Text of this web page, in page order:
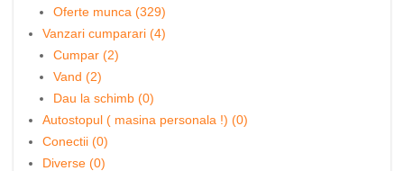
Oferte munca (329)
Vanzari cumparari (4)
Cumpar (2)
Vand (2)
Dau la schimb (0)
Autostopul ( masina personala !) (0)
Conectii (0)
Diverse (0)